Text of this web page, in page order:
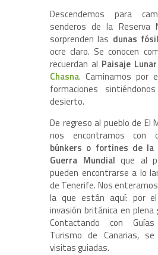
Descendemos para
senderos de la Reserva
sorprenden las dunas
ocre claro. Se conocen
recuerdan al Paisaje
Chasna. Caminamos por
formaciones
desierto.
De regreso al pueblo de El
nos encontramos con
búnkers o fortines de la
Guerra Mundial que al
pueden encontrarse a lo
de Tenerife. Nos
la que están aquí: por
invasión británica en plena
Contactando con
Turismo de Canarias,
visitas guiadas.